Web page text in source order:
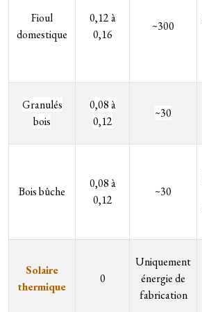
Fioul
domestique
0,12 à
0,16
~300
Granulés
bois
0,08 à
0,12
~30
Bois bûche
0,08 à
0,12
~30
Solaire
thermique
0
Uniquement
énergie de
fabrication